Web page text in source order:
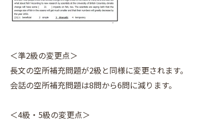
＜準2級の変更点＞
長文の空所補充問題が2級と同様に変更されます。
会話の空所補充問題は8問から6問に減ります。
＜4級・5級の変更点＞